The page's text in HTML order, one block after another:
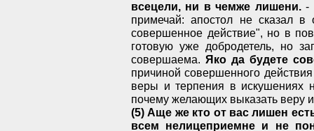
всецели, ни в чемже лишени.-
примечай: апостол не сказал в
совершенное действие", но в
готовую уже добродетель, но
совершаема. Яко да будете
причиной совершенного
веры и терпения в искушениях
почему желающих выказать веру
(5) Аще же кто от вас лишен
всем нелицеприемне и не